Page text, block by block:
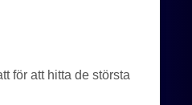
för att hitta de största